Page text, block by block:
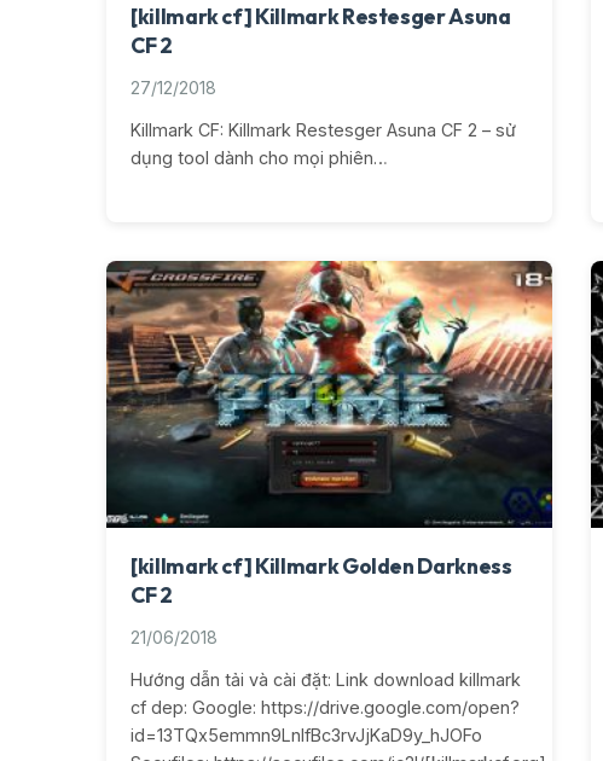
[killmark cf] Killmark Restesger Asuna
CF 2
27/12/2018
Killmark CF: Killmark Restesger Asuna CF 2 – sử
dụng tool dành cho mọi phiên…
[killmark cf] Killmark Golden Darkness
CF 2
21/06/2018
Hướng dẫn tải và cài đặt: Link download killmark
cf dep: Google: https://drive.google.com/open?
id=13TQx5emmn9LnIfBc3rvJjKaD9y_hJOFo